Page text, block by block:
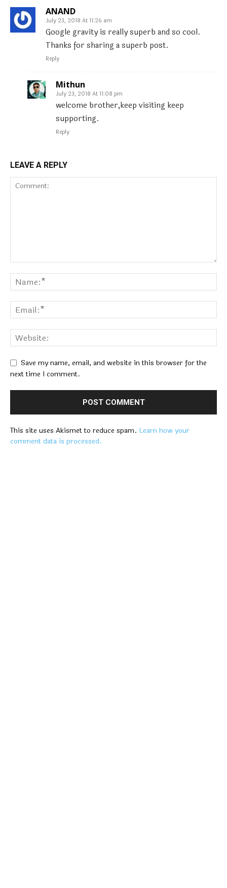
ANAND
July 23, 2018 At 11:26 am
Google gravity is really superb and so cool.
Thanks for sharing a superb post.
Reply
Mithun
July 23, 2018 At 11:08 pm
welcome brother,keep visiting keep
supporting.
Reply
LEAVE A REPLY
Save my name, email, and website in this browser for the
next time I comment.
This site uses Akismet to reduce spam. Learn how your
comment data is processed.